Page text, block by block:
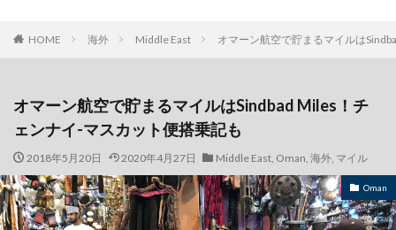
HOME 海外 Middle East オマーン航空で貯まるマイルは
オマーン航空で貯まるマイルはSindbad Miles！チ
ェンナイ-マスカット便搭乗記も
2018年5月20日 2020年4月27日 Middle East, Oman, 海外, マイル
Oman